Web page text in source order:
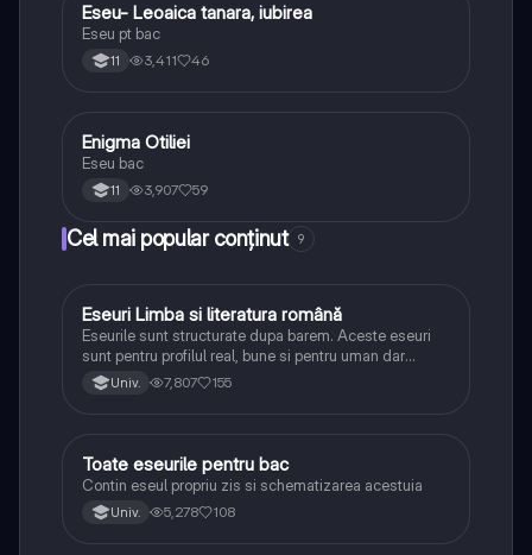
Limba și literatura română
Eseu- Leoaica tanara, iubirea
Eseu pt bac
11 3,411 46
Limba și literatura română
Enigma Otiliei
Eseu bac
11 3,907 59
Cel mai popular conținut 9
Limba și literatura română
Eseuri Limba si literatura română
Eseurile sunt structurate dupa barem. Aceste eseuri
sunt pentru profilul real, bune si pentru uman dar
lipsesc relatiile dintre personaje si caracrerizarile.
Univ. 7,807 155
Limba și literatura română
Toate eseurile pentru bac
Contin eseul propriu zis si schematizarea acestuia
Univ. 5,278 108